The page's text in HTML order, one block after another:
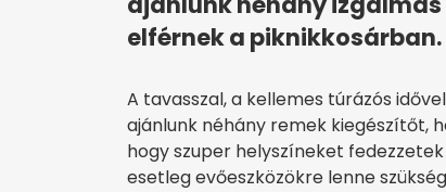
elférnek a piknikkosárban.
A tavasszal, a kellemes túrázós
ajánlunk néhány remek kiegészítőt,
hogy szuper helyszíneket
esetleg evőeszközökre lenne